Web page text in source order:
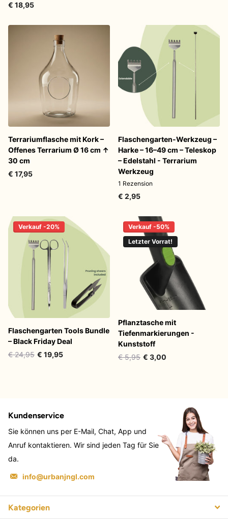
€ 18,95
Terrariumflasche mit Kork –
Offenes Terrarium Ø 16 cm ↑
30 cm
€ 17,95
Flaschengarten-Werkzeug –
Harke – 16–49 cm – Teleskop
– Edelstahl - Terrarium
Werkzeug
1 Rezension
€ 2,95
Verkauf -20%
Flaschengarten Tools Bundle
– Black Friday Deal
€ 24,95 € 19,95
Verkauf -50%
Letzter Vorrat!
Pflanztasche mit
Tiefenmarkierungen -
Kunststoff
€ 5,95 € 3,00
Kundenservice
Sie können uns per E-Mail, Chat, App und
Anruf kontaktieren. Wir sind jeden Tag für Sie
da.
info@urbanjngl.com
Kategorien